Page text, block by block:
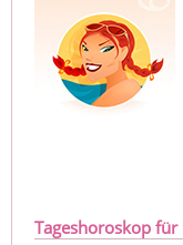
Tageshoroskop